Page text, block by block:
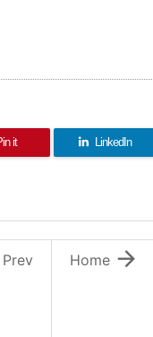
it LinkedIn

Home
Prev